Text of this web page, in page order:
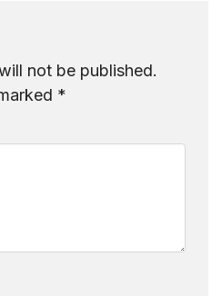
not be published.
*